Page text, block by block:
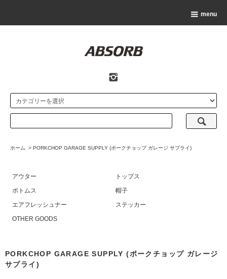
menu
ホーム > PORKCHOP GARAGE SUPPLY (ポークチョップ ガレージ サプライ)
アウター
トップス
ボトムス
帽子
エアフレッシュナー
ステッカー
OTHER GOODS
PORKCHOP GARAGE SUPPLY (ポークチョップ ガレージ
サプライ)